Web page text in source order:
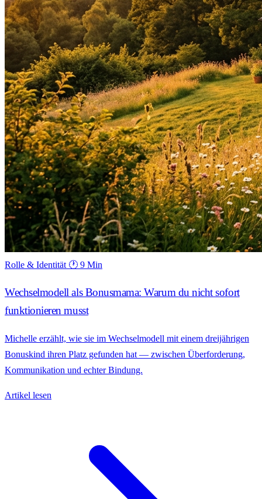
Rolle & Identität 🕐 9 Min
Wechselmodell als Bonusmama: Warum du nicht sofort
funktionieren musst
Michelle erzählt, wie sie im Wechselmodell mit einem dreijährigen
Bonuskind ihren Platz gefunden hat — zwischen Überforderung,
Kommunikation und echter Bindung.
Artikel lesen